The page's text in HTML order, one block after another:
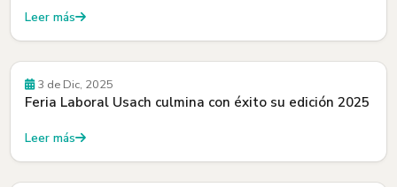
Leer más
3 de Dic, 2025
Feria Laboral Usach culmina con éxito su edición 2025
Leer más